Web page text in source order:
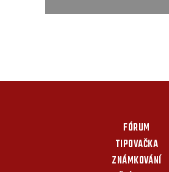
FÓRUM
TIPOVAČKA
ZNÁMKOVÁNÍ